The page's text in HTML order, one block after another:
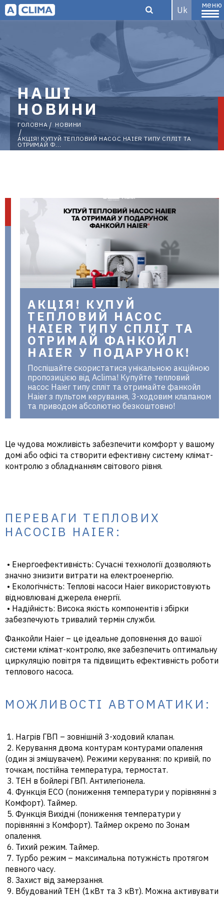
дистриб'ютор
кліматичного
обладнання
в Україні
Uk
меню
НАШІ
НОВИНИ
ГОЛОВНА
НОВИНИ
АКЦІЯ! КУПУЙ ТЕПЛОВИЙ НАСОС HAIER ТИПУ СПЛІТ ТА
ОТРИМАЙ Ф...
АКЦІЯ! КУПУЙ
ТЕПЛОВИЙ НАСОС
HAIER ТИПУ СПЛІТ ТА
ОТРИМАЙ ФАНКОЙЛ
HAIER У ПОДАРУНОК!
Поспішайте скористатися унікальною акційною
пропозицією від Aclima! Купуйте тепловий
насос Haier типу спліт та отримайте фанкойл
Haier з пультом керування, 3-ходовим клапаном
та приводом абсолютно безкоштовно!
Це чудова можливість забезпечити комфорт у вашому
домі або офісі та створити ефективну систему клімат-
контролю з обладнанням світового рівня.
ПЕРЕВАГИ ТЕПЛОВИХ
НАСОСІВ HAIER:
• Енергоефективність: Сучасні технології дозволяють
значно знизити витрати на електроенергію.
• Екологічність: Теплові насоси Haier використовують
відновлювані джерела енергії.
• Надійність: Висока якість компонентів і збірки
забезпечують тривалий термін служби.
Фанкойли Haier – це ідеальне доповнення до вашої
системи клімат-контролю, яке забезпечить оптимальну
циркуляцію повітря та підвищить ефективність роботи
теплового насоса.
МОЖЛИВОСТІ АВТОМАТИКИ:
1. Нагрів ГВП – зовнішній 3-ходовий клапан.
2. Керування двома контурам контурами опалення
(один зі змішувачем). Режими керування: по кривій, по
точкам, постійна температура, термостат.
3. ТЕН в бойлері ГВП. Антилегіонела.
4. Функція ECO (пониження температури у порівнянні з
Комфорт). Таймер.
5. Функція Вихідні (пониження температури у
порівнянні з Комфорт). Таймер окремо по Зонам
опалення.
6. Тихий режим. Таймер.
7. Турбо режим – максимальна потужність протягом
певного часу.
8. Захист від замерзання.
9. Вбудований ТЕН (1кВт та 3 кВт). Можна активувати